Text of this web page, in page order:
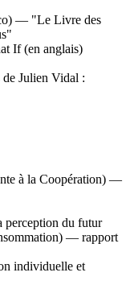
— "Le Livre des
If (en anglais)
Julien Vidal :
à la Coopération) —
perception du futur
— rapport
individuelle et